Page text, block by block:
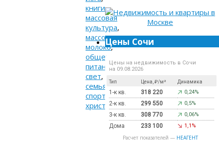
книги,
массовая
культура,
массовое,
молоко,
общение
питание,
свет,
семья
спорт
христианство
Цены Сочи
Цены на недвижимость в Сочи
на 09.08.2026
Тип Цена, ₽/м² Динамика
1-к кв. 318 220 0,24%
2-к кв. 299 550 0,5%
3-к кв. 308 770 0,06%
Дома 233 100 1,1%
Расчет показателей — НЕАГЕНТ